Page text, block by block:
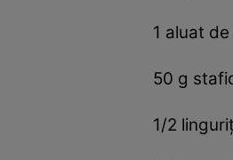
1 aluat
50 g
1/2